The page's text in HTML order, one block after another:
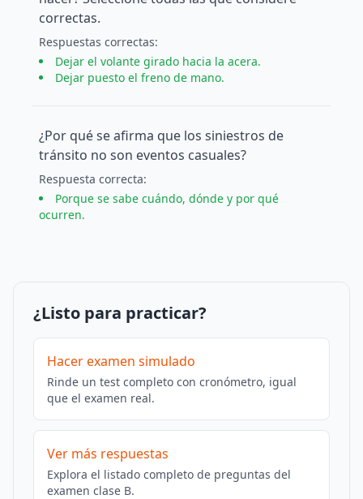
correctas.
Respuestas correctas:
Dejar el volante girado hacia la acera.
Dejar puesto el freno de mano.
¿Por qué se afirma que los siniestros de
tránsito no son eventos casuales?
Respuesta correcta:
Porque se sabe cuándo, dónde y por qué
ocurren.
¿Listo para practicar?
Hacer examen simulado
Rinde un test completo con cronómetro, igual
que el examen real.
Ver más respuestas
Explora el listado completo de preguntas del
examen clase B.